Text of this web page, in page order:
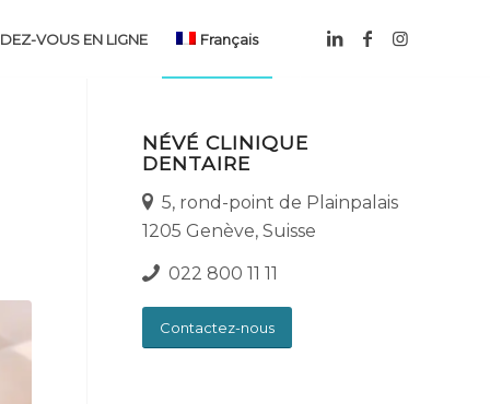
VOUS EN LIGNE Français
NÉVÉ CLINIQUE
DENTAIRE
5, rond-point de Plainpalais
1205 Genève, Suisse
022 800 11 11
Contactez-nous